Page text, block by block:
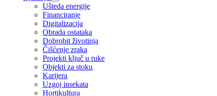
Ušteda energije
Financiranje
Digitalizacija
Obrada ostataka
Dobrobit životinja
Čišćenje zraka
Projekti ključ u ruke
Objekti za stoku
Karijera
Uzgoj insekata
Hortikultura